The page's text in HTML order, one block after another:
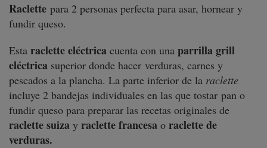
Raclette para 2 personas perfecta para asar, hornear y
fundir queso.
Esta raclette eléctrica cuenta con una parrilla grill
eléctrica superior donde hacer verduras, carnes y
pescados a la plancha. La parte inferior de la raclette
incluye 2 bandejas individuales en las que tostar pan o
fundir queso para preparar las recetas originales de
raclette suiza y raclette francesa o raclette de
verduras.